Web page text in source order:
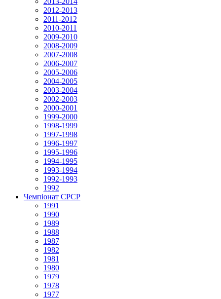
2012-2013
2011-2012
2010-2011
2009-2010
2008-2009
2007-2008
2006-2007
2005-2006
2004-2005
2003-2004
2002-2003
2000-2001
1999-2000
1998-1999
1997-1998
1996-1997
1995-1996
1994-1995
1993-1994
1992-1993
1992
Чемпіонат СРСР
1991
1990
1989
1988
1987
1982
1981
1980
1979
1978
1977